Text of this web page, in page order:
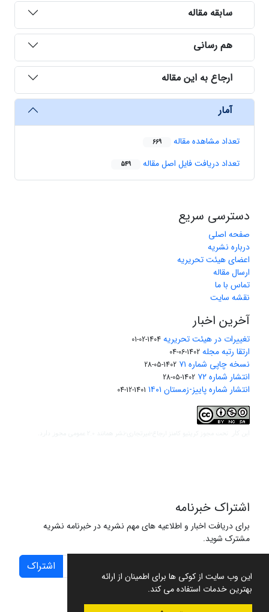
این وب سایت از کوکی ها برای اطمینان از ارائه
بهترین خدمات استفاده می کند.
سابقه مقاله
هم رسانی
ارجاع به این مقاله
آمار
تعداد مشاهده مقاله 669
تعداد دریافت فایل اصل مقاله 549
دسترسی سریع
صفحه اصلی
درباره نشریه
اعضای هیئت تحریریه
ارسال مقاله
تماس با ما
نقشه سایت
آخرین اخبار
تغییرات در هیئت تحریریه 1404-02-01
ارتقا رتبه مجله 1402-06-04
نسخه چاپی شماره ۷۱ 1402-05-28
انتشار شماره ۷۲ 1402-05-28
انتشار شماره پاییز-زمستان ۱۴۰۱ 1401-12-04
اشتراک خبرنامه
برای دریافت اخبار و اطلاعیه های مهم نشریه در خبرنامه نشریه
مشترک شوید.
اشتراک